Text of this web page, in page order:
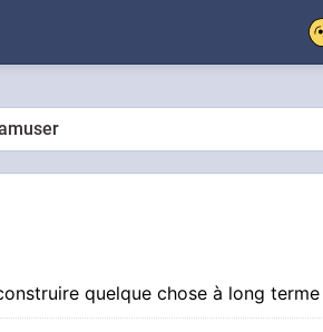
quelque chose à long